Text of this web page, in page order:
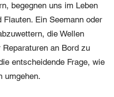
begegnen uns im Leben
Ein Seemann oder
die Wellen
an Bord zu
entscheidende Frage, wie
umgehen.